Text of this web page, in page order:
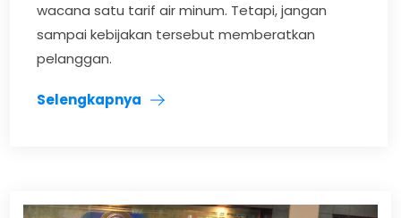
wacana satu tarif air minum. Tetapi, jangan
sampai kebijakan tersebut memberatkan
pelanggan.
Selengkapnya